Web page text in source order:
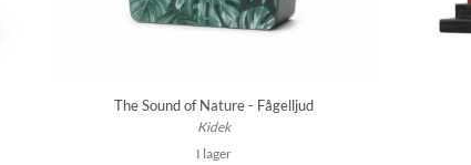
The Sound of Nature - Fågelljud
Kidek
I lager